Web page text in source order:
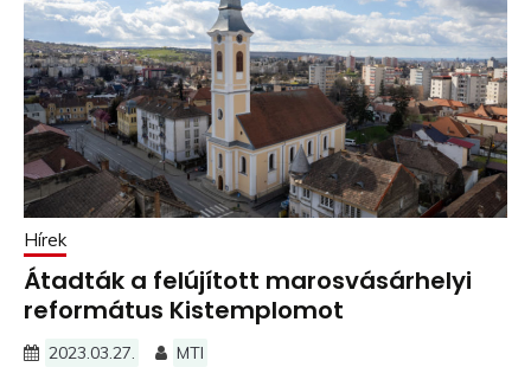
Hírek
Átadták a felújított marosvásárhelyi
református Kistemplomot
2023.03.27. MTI